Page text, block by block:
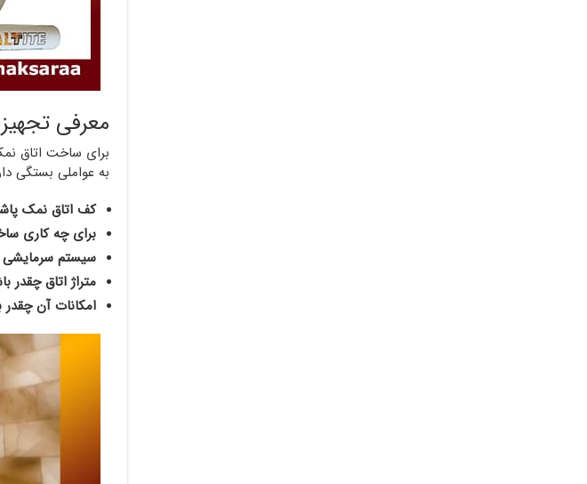
معرفی
برای ساخت اتاق
به عواملی بستگی
کف اتاق نمک
برای چه کاری
سیستم سرمایشی
متراژ اتاق چقدر
امکانات آن چقدر